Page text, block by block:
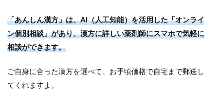
「あんしん漢方」は、AI（人工知能）を活用した「オンライ
ン個別相談」があり、漢方に詳しい薬剤師にスマホで気軽に
相談ができます。
ご自身に合った漢方を選べて、お手頃価格で自宅まで郵送し
てくれますよ。